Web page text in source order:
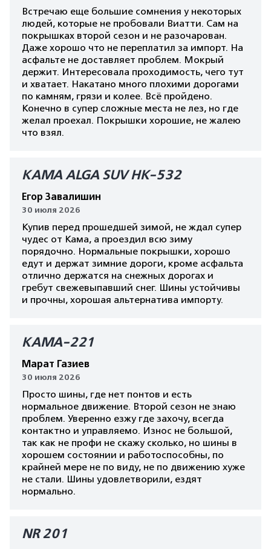
Встречаю еще большие сомнения у некоторых
людей, которые не пробовали Виатти. Сам на
покрышках второй сезон и не разочарован.
Даже хорошо что не переплатил за импорт. На
асфальте не доставляет проблем. Мокрый
держит. Интересовала проходимость, чего тут
и хватает. Накатано много плохими дорогами
по камням, грязи и колее. Всё пройдено.
Конечно в супер сложные места не лез, но где
желал проехал. Покрышки хорошие, не жалею
что взял.
КАМА ALGA SUV HK-532
Егор Завалишин
30 июля 2026
Купив перед прошедшей зимой, не ждал супер
чудес от Кама, а проездил всю зиму
порядочно. Нормальные покрышки, хорошо
едут и держат зимние дороги, кроме асфальта
отлично держатся на снежных дорогах и
гребут свежевыпавший снег. Шины устойчивы
и прочны, хорошая альтернатива импорту.
КАМА-221
Марат Газиев
30 июля 2026
Просто шины, где нет понтов и есть
нормальное движение. Второй сезон не знаю
проблем. Уверенно езжу где захочу, всегда
контактно и управляемо. Износ не большой,
так как не профи не скажу сколько, но шины в
хорошем состоянии и работоспособны, по
крайней мере не по виду, не по движению хуже
не стали. Шины удовлетворили, ездят
нормально.
NR 201